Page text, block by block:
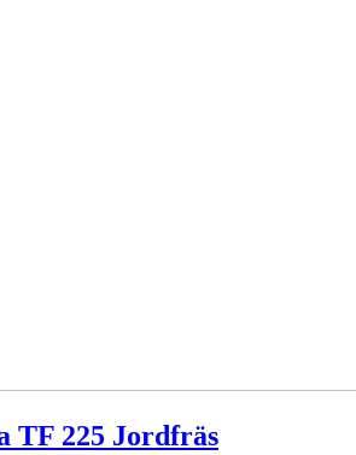
TF 225 Jordfräs